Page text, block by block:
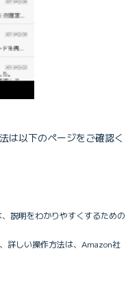
は以下のページをご確認く
説明をわかりやすくするための
詳しい操作方法は、Amazon社